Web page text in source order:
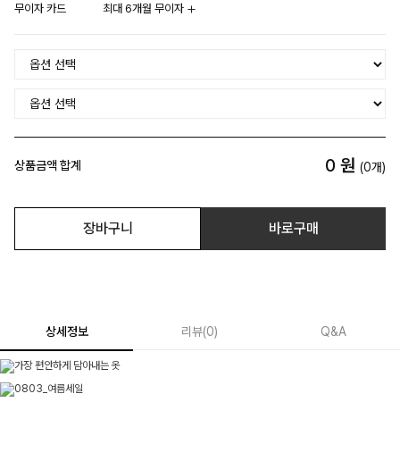
무이자 카드 최대 6개월 무이자
상품금액 합계 0 원 (0개)
장바구니 바로구매
상세정보 리뷰(0) Q&A